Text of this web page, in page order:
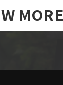
MORE